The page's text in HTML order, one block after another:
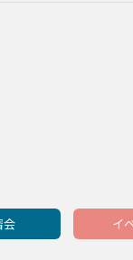
会 イ